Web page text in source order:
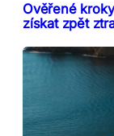
Ověřené
získat zpět